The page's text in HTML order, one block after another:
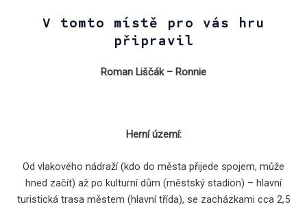
V tomto místě pro vás hru
připravil
Roman Liščák – Ronnie
Herní území:
Od vlakového nádraží (kdo do města přijede spojem, může
hned začít) až po kulturní dům (městský stadion) – hlavní
turistická trasa městem (hlavní třída), se zacházkami cca 2,5